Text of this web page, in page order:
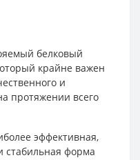
белковый
крайне важен
и
протяжении всего
эффективная,
стабильная форма